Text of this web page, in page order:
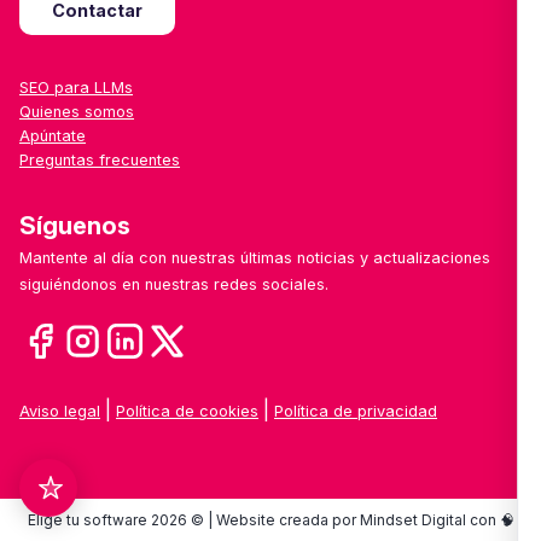
Contactar
SEO para LLMs
Quienes somos
Apúntate
Preguntas frecuentes
Síguenos
Mantente al día con nuestras últimas noticias y actualizaciones
siguiéndonos en nuestras redes sociales.
Aviso legal Política de cookies Política de privacidad
Elige tu software 2026 © | Website creada por Mindset Digital con 🧠